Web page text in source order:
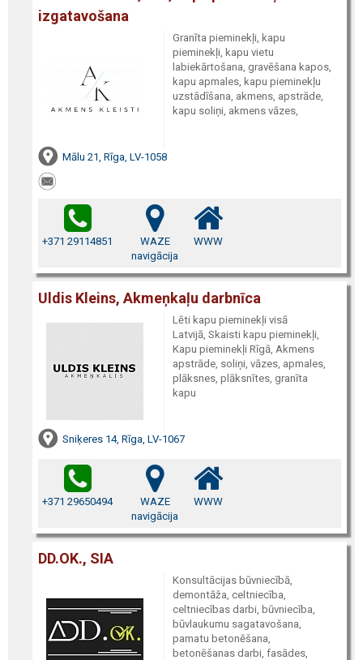
izgatavošana
Granīta pieminekļi, kapu
pieminekļi, kapu vietu
labiekārtošana, gravēšana kapos,
kapu apmales, kapu pieminekļu
uzstādīšana, akmens, apstrāde,
kapu soliņi, akmens vāzes,
Mālu 21, Rīga, LV-1058
+371 29114851
WAZE
navigācija
WWW
Uldis Kleins, Akmeņkaļu darbnīca
Lēti kapu pieminekļi visā
Latvijā, Skaisti kapu pieminekļi,
Kapu pieminekļi Rīgā, Akmens
apstrāde, soliņi, vāzes, apmales,
plāksnes, plāksnītes, granīta
kapu
Sniķeres 14, Rīga, LV-1067
+371 29650494
WAZE
navigācija
WWW
DD.OK., SIA
Konsultācijas būvniecībā,
demontāža, celtniecība,
celtniecības darbi, būvniecība,
būvlaukumu sagatavošana,
pamatu betonēšana,
betonēšanas darbi, fasādes,